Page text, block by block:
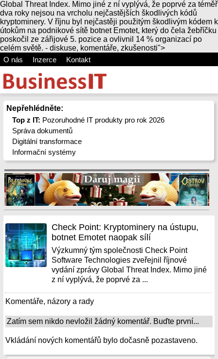
Global Threat Index. Mimo jiné z ní vyplývá, že poprvé za téměř
dva roky nejsou na vrcholu nejčastějších škodlivých kódů
kryptominery. V říjnu byl nejčastěji použitým škodlivým kódem k
útokům na podnikové sítě botnet Emotet, který do čela žebříčku
poskočil ze zářijové 5. pozice a ovlivnil 14 % organizací po
celém světě. - diskuse, komentáře, zkušenosti">
O nás
Inzerce Kontakt
Nepřehlédněte:
Top z IT: Pozoruhodné IT produkty pro rok 2026
Správa dokumentů
Digitální transformace
Informační systémy
Check Point: Kryptominery na ústupu,
botnet Emotet naopak sílí
Výzkumný tým společnosti Check Point
Software Technologies zveřejnil říjnové
vydání zprávyGlobal Threat Index. Mimo jiné
z ní vyplývá, že poprvé za ...
Komentáře, názory a rady
Zatím sem nikdo nevložil žádný komentář. Buďte první...
Vkládání nových komentářů bylo dočasně pozastaveno.